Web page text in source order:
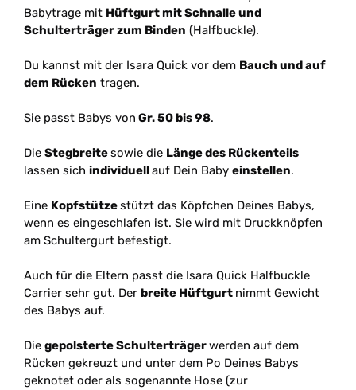
Babytrage mit Hüftgurt mit Schnalle und
Schulterträger zum Binden (Halfbuckle).
Du kannst mit der Isara Quick vor dem Bauch und auf
dem Rücken tragen.
Sie passt Babys von Gr. 50 bis 98.
Die Stegbreitesowie die Länge des Rückenteils
lassen sich individuellauf Dein Baby einstellen.
Eine Kopfstützestützt das Köpfchen Deines Babys,
wenn es eingeschlafen ist. Sie wird mit Druckknöpfen
am Schultergurt befestigt.
Auch für die Eltern passt die Isara Quick Halfbuckle
Carrier sehr gut. Der breite Hüftgurt nimmt Gewicht
des Babys auf.
Die gepolsterte Schulterträgerwerden auf dem
Rücken gekreuzt und unter dem Po Deines Babys
geknotet oder als sogenannte Hose (zur